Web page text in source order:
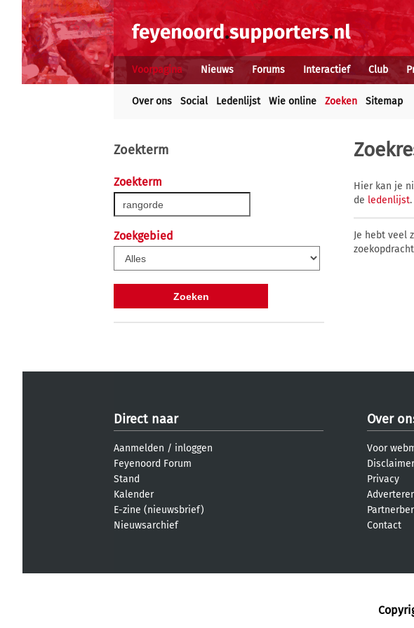
Voorpagina Nieuws Forums Interactief Club
Over ons Social Ledenlijst Wie online Zoeken Sitemap
Zoekterm
Zoekterm
Zoekgebied
Hier kan je
de ledenlijst.
Je hebt veel
Direct naar
Aanmelden / inloggen
Feyenoord Forum
Stand
Kalender
E-zine (nieuwsbrief)
Nieuwsarchief
Over
Voor
Disclaimer
Privacy
Contact